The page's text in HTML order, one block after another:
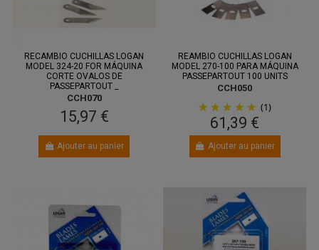
RECAMBIO CUCHILLAS LOGAN
MODEL 324-20 FOR MÁQUINA
CORTE OVALOS DE
PASSEPARTOUT _
CCH070
15,97 €
Ajouter au panier
REAMBIO CUCHILLAS LOGAN
MODEL 270-100 PARA MÁQUINA
PASSEPARTOUT 100 UNITS
CCH050
(1)
61,39 €
Ajouter au panier